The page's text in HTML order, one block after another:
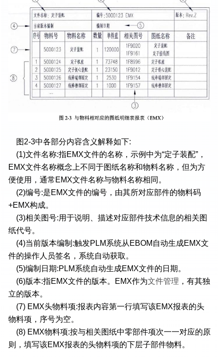
图2-3中各部分内容含义解释如下:
(1)文件名称:指EMX文件的名称，示例中为“定子装配”，
EMX文件名称概念上不同于图纸名称和物料名称，但为方
便使用，通常EMX文件名称与物料名称相同。
(2)编号:是EMX文件的编号，由其所对应部件的物料码
+EMX构成。
(3)相关图号:用于说明、描述对应部件技术信息的相关图
纸代号。
(4)当前版本编制:触发PLM系统从EBOM自动生成EMX文
件的操作人员签名，系统自动获取。
(5)编制日期:PLM系统自动生成EMX文件的日期。
(6)版本:指EMX文件的版本。EMX作为文件管理 ，有其独
立的版本。
(7) EMX头物料项:报表内容第一行填写该EMX报表的头
物料项，序号为空。
(8) EMX物料项:按与相关图纸中零部件项次一一对应的原
则，填写该EMX报表的头物料项的下层子部件物料。